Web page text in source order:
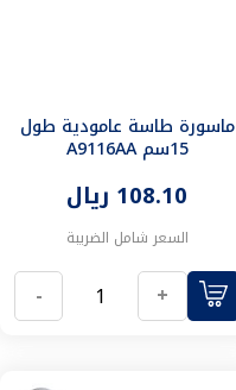
ماسورة طاسة عامودية طول
15سم A9116AA
108.10 ريال
السعر شامل الضريبة
+
-